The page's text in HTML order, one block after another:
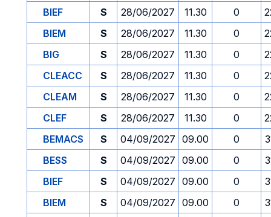
BIEF
S 28/06/2027 11.30 0
BIEM
S 28/06/2027 11.30 0
BIG
S 28/06/2027 11.30 0
CLEACC
S 28/06/2027 11.30 0
CLEAM
S 28/06/2027 11.30 0
CLEF
S 28/06/2027 11.30 0
BEMACS
S 04/09/2027 09.00 0
BESS
S 04/09/2027 09.00 0
BIEF
S 04/09/2027 09.00 0
BIEM
S 04/09/2027 09.00 0